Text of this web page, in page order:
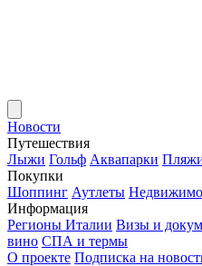
Новости
Путешествия
Лыжи Гольф Аквапарки
Покупки
Шоппинг Аутлеты
Информация
Регионы Италии Визы и
вино СПА и термы
О проекте Подписка на